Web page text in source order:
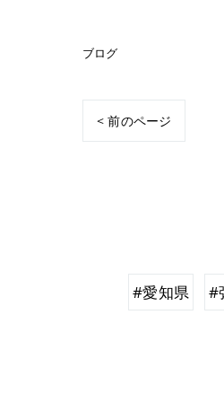
ブログ
< 前のページ
#愛知県 #